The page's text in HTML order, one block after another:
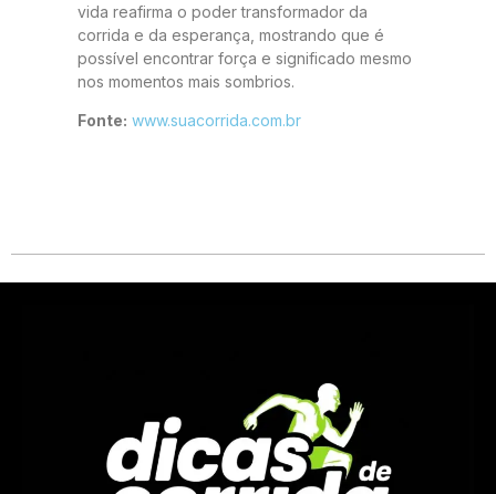
vida reafirma o poder transformador da
corrida e da esperança, mostrando que é
possível encontrar força e significado mesmo
nos momentos mais sombrios.
Fonte: www.suacorrida.com.br